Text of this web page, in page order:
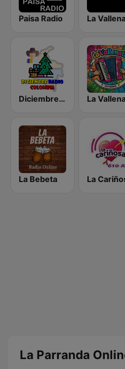
Paisa Radio
Diciembre Radio Colombia La
La Bebeta
La Parranda